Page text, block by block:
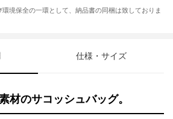
境保全の一環として、納品書の同梱は致しておりま
仕様・サイズ
材のサコッシュバッグ。